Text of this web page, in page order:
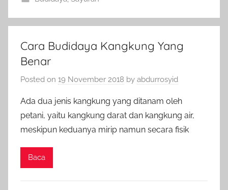
Cara Budidaya Kangkung Yang
Benar
Posted on 19 November 2018 by abdurrosyid
Ada dua jenis kangkung yang ditanam oleh
petani, yaitu kangkung darat dan kangkung air,
meskipun keduanya mirip namun secara fisik
Baca